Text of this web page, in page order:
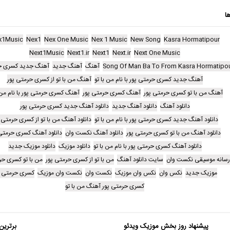
Kasra Hormatipour
New Song
Nex 1 Music
Nex One Music
Nex1
Next One Music
Next.ir
Next1
Next1.ir
Next1Music
Song Of Man Ba To From Kasra آهنگ آهنگ جدید آهنگ جدید کسری
آهنگ جدید کسری حرمتی پور با نام من با تو آهنگ من با تو از کسری حرمتی پور
آهنگ من با تو کسری حرمتی پور آهنگ کسری حرمتی پور آهنگ کسری حرمتی پور با نام
دانلود آهنگ دانلود آهنگ جدید دانلود آهنگ جدید کسری حرمتی پور
دانلود آهنگ جدید کسری حرمتی پور با نام من با تو دانلود آهنگ من با تو از کسری
دانلود آهنگ من با تو کسری حرمتی پور دانلود آهنگ نکست وان دانلود آهنگ کسری
دانلود آهنگ کسری حرمتی پور با نام من با تو دانلود موزیک دانلود موزیک جدید
رسانه موسیقی نکست وان سایت دانلود آهنگ من با تو از کسری حرمتی پور من با تو کسری
موزیک جدید نکس وان نکس وان موزیک نکست وان نکست وان موزیک کسری حرمتی
کسری حرمتی پور آهنگ من با تو
پیشنهاد روز بخش موزیک ویدئو